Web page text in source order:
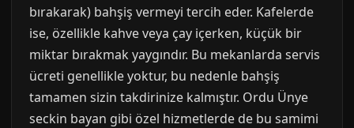
bırakarak) bahşiş vermeyi tercih eder. Kafelerde
ise, özellikle kahve veya çay içerken, küçük bir
miktar bırakmak yaygındır. Bu mekanlarda servis
ücreti genellikle yoktur, bu nedenle bahşiş
tamamen sizin takdirinize kalmıştır. Ordu Ünye
seckin bayan gibi özel hizmetlerde de bu samimi